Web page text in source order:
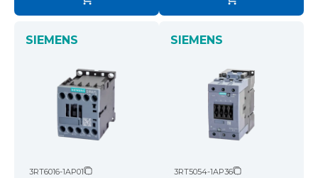
SIEMENS
3RT6016-1AP01
SIEMENS
3RT5054-1AP36